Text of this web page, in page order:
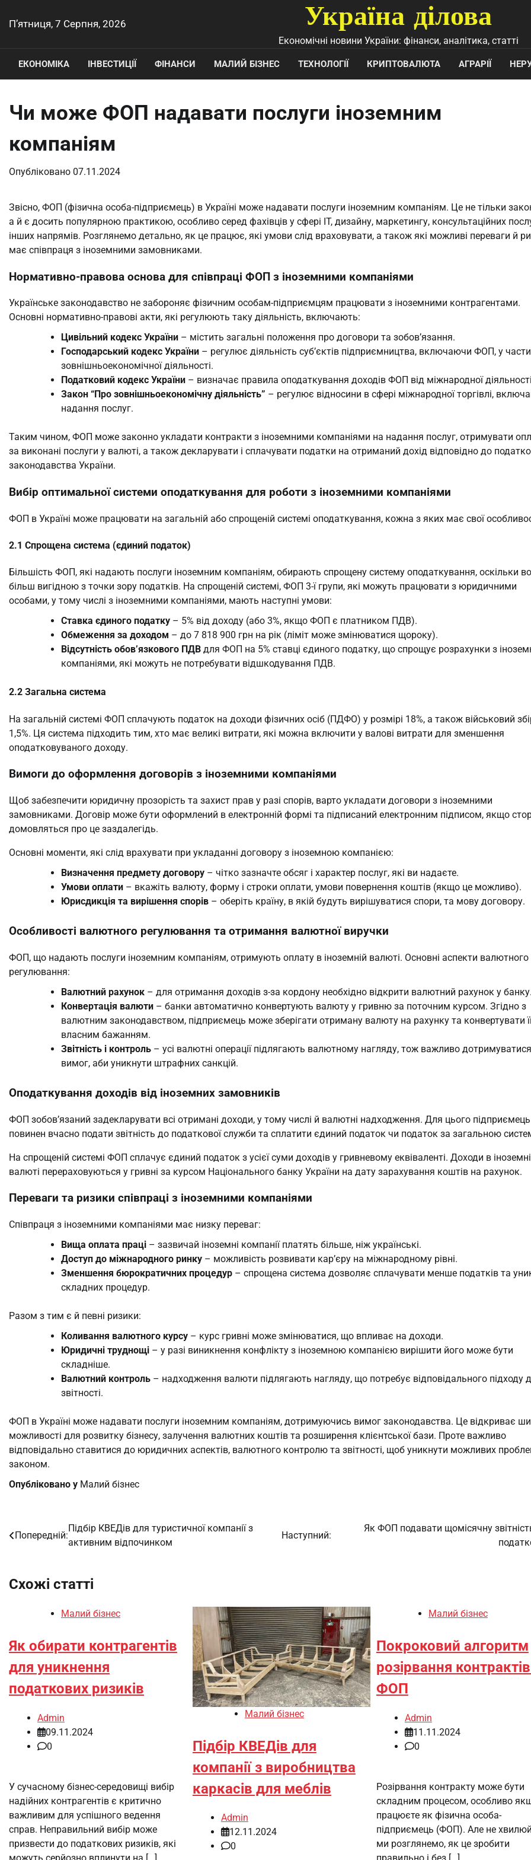
доП’ятниця, 7 Серпня, 2026 Україна ділова
Економічні новини України: фінанси, аналітика, статті
ЕКОНОМІКА ІНВЕСТИЦІЇ ФІНАНСИ МАЛИЙ БІЗНЕС ТЕХНОЛОГІЇ КРИПТОВАЛЮТА АГРАРІЇ
Чи може ФОП надавати послуги іноземним
компаніям
Опубліковано 07.11.2024
Звісно, ФОП (фізична особа-підприємець) в Україні може надавати послуги іноземним компаніям. Це не тільки
а й є досить популярною практикою, особливо серед фахівців у сфері IT, дизайну, маркетингу, консультаційних
інших напрямів. Розглянемо детально, як це працює, які умови слід враховувати, а також які можливі переваги й
має співпраця з іноземними замовниками.
Нормативно-правова основа для співпраці ФОП з іноземними компаніями
Українське законодавство не забороняє фізичним особам-підприємцям працювати з іноземними контрагентами.
Основні нормативно-правові акти, які регулюють таку діяльність, включають:
Цивільний кодекс України – містить загальні положення про договори та зобов’язання.
Господарський кодекс України – регулює діяльність суб’єктів підприємництва, включаючи ФОП, у
зовнішньоекономічної діяльності.
Податковий кодекс України – визначає правила оподаткування доходів ФОП від міжнародної
Закон “Про зовнішньоекономічну діяльність” – регулює відносини в сфері міжнародної торгівлі,
надання послуг.
Таким чином, ФОП може законно укладати контракти з іноземними компаніями на надання послуг, отримувати
за виконані послуги у валюті, а також декларувати і сплачувати податки на отриманий дохід відповідно до
законодавства України.
Вибір оптимальної системи оподаткування для роботи з іноземними компаніями
ФОП в Україні може працювати на загальній або спрощеній системі оподаткування, кожна з яких має свої
2.1 Спрощена система (єдиний податок)
Більшість ФОП, які надають послуги іноземним компаніям, обирають спрощену систему оподаткування, оскільки
більш вигідною з точки зору податків. На спрощеній системі, ФОП 3-ї групи, які можуть працювати з юридичними
особами, у тому числі з іноземними компаніями, мають наступні умови:
Ставка єдиного податку – 5% від доходу (або 3%, якщо ФОП є платником ПДВ).
Обмеження за доходом – до 7 818 900 грн на рік (ліміт може змінюватися щороку).
Відсутність обов’язкового ПДВ для ФОП на 5% ставці єдиного податку, що спрощує розрахунки з
компаніями, які можуть не потребувати відшкодування ПДВ.
2.2 Загальна система
На загальній системі ФОП сплачують податок на доходи фізичних осіб (ПДФО) у розмірі 18%, а також військовий
1,5%. Ця система підходить тим, хто має великі витрати, які можна включити у валові витрати для зменшення
оподатковуваного доходу.
Вимоги до оформлення договорів з іноземними компаніями
Щоб забезпечити юридичну прозорість та захист прав у разі спорів, варто укладати договори з іноземними
замовниками. Договір може бути оформлений в електронній формі та підписаний електронним підписом, якщо
домовляться про це заздалегідь.
Основні моменти, які слід врахувати при укладанні договору з іноземною компанією:
Визначення предмету договору – чітко зазначте обсяг і характер послуг, які ви надаєте.
Умови оплати – вкажіть валюту, форму і строки оплати, умови повернення коштів (якщо це можливо).
Юрисдикція та вирішення спорів – оберіть країну, в якій будуть вирішуватися спори, та мову договору.
Особливості валютного регулювання та отримання валютної виручки
ФОП, що надають послуги іноземним компаніям, отримують оплату в іноземній валюті. Основні аспекти валютного
регулювання:
Валютний рахунок – для отримання доходів з-за кордону необхідно відкрити валютний рахунок у банку.
Конвертація валюти – банки автоматично конвертують валюту у гривню за поточним курсом. Згідно з
валютним законодавством, підприємець може зберігати отриману валюту на рахунку та конвертувати
власним бажанням.
Звітність і контроль – усі валютні операції підлягають валютному нагляду, тож важливо дотримуватися
вимог, аби уникнути штрафних санкцій.
Оподаткування доходів від іноземних замовників
ФОП зобов’язаний задекларувати всі отримані доходи, у тому числі й валютні надходження. Для цього підприємець
повинен вчасно подати звітність до податкової служби та сплатити єдиний податок чи податок за загальною
На спрощеній системі ФОП сплачує єдиний податок з усієї суми доходів у гривневому еквіваленті. Доходи в
валюті перераховуються у гривні за курсом Національного банку України на дату зарахування коштів на рахунок.
Переваги та ризики співпраці з іноземними компаніями
Співпраця з іноземними компаніями має низку переваг:
Вища оплата праці – зазвичай іноземні компанії платять більше, ніж українські.
Доступ до міжнародного ринку – можливість розвивати кар’єру на міжнародному рівні.
Зменшення бюрократичних процедур – спрощена система дозволяє сплачувати менше податків та
складних процедур.
Разом з тим є й певні ризики:
Коливання валютного курсу – курс гривні може змінюватися, що впливає на доходи.
Юридичні труднощі – у разі виникнення конфлікту з іноземною компанією вирішити його може бути
складніше.
Валютний контроль – надходження валюти підлягають нагляду, що потребує відповідального підходу
звітності.
ФОП в Україні може надавати послуги іноземним компаніям, дотримуючись вимог законодавства. Це відкриває
можливості для розвитку бізнесу, залучення валютних коштів та розширення клієнтської бази. Проте важливо
відповідально ставитися до юридичних аспектів, валютного контролю та звітності, щоб уникнути можливих
законом.
Опубліковано у Малий бізнес
Навігація
Попередній:
Підбір КВЕДів для туристичної компанії з
активним відпочинком
Наступний:
Як ФОП подавати щомісячну
Схожі статті
Малий бізнес
Як обирати контрагентів
для уникнення
податкових ризиків
Admin
09.11.2024
0
У сучасному бізнес-середовищі вибір
надійних контрагентів є критично
важливим для успішного ведення
справ. Неправильний вибір може
призвести до податкових ризиків, які
Малий бізнес
Підбір КВЕДів для
компанії з виробництва
каркасів для меблів
Admin
12.11.2024
0
Малий бізнес
Покроковий алгоритм
розірвання
ФОП
Admin
11.11.2024
0
Розірвання контракту може бути
складним процесом, особливо
працюєте як фізична особа-
підприємець (ФОП). Але не
ми розглянемо, як це зробити